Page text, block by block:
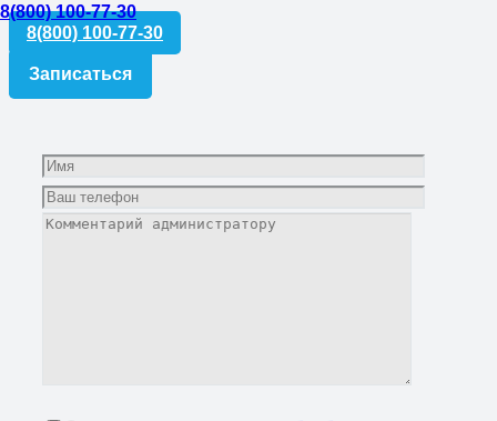
8(800) 100-77-30
8(800) 100-77-30
Записаться